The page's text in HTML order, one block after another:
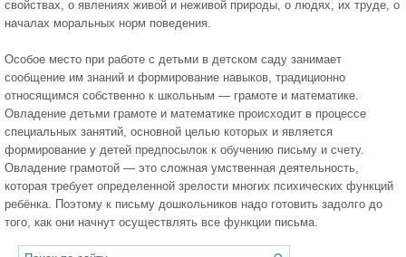
свойствах, о явлениях живой и неживой природы, о людях, их труде, о
началах моральных норм поведения.
Особое место при работе с детьми в детском саду занимает
сообщение им знаний и формирование навыков, традиционно
относящимся собственно к школьным — грамоте и математике.
Овладение детьми грамоте и математике происходит в процессе
специальных занятий, основной целью которых и является
формирование у детей предпосылок к обучению письму и счету.
Овладение грамотой — это сложная умственная деятельность,
которая требует определенной зрелости многих психических функций
ребёнка. Поэтому к письму дошкольников надо готовить задолго до
того, как они начнут осуществлять все функции письма.